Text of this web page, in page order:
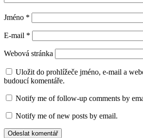
Jméno *
E-mail *
Webová stránka
Uložit do prohlížeče jméno, e-mail a
budoucí komentáře.
Notify me of follow-up comments by
Notify me of new posts by email.